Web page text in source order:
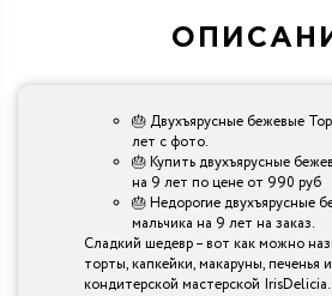
🎂 Двухъярусные бежевые
лет с фото.
🎂 Купить двухъярусные
на 9 лет по цене от 990 руб
🎂 Недорогие двухъярусные
мальчика на 9 лет на заказ.
Сладкий шедевр – вот как можно
торты, капкейки, макаруны, печенья
кондитерской мастерской IrisDelicia.